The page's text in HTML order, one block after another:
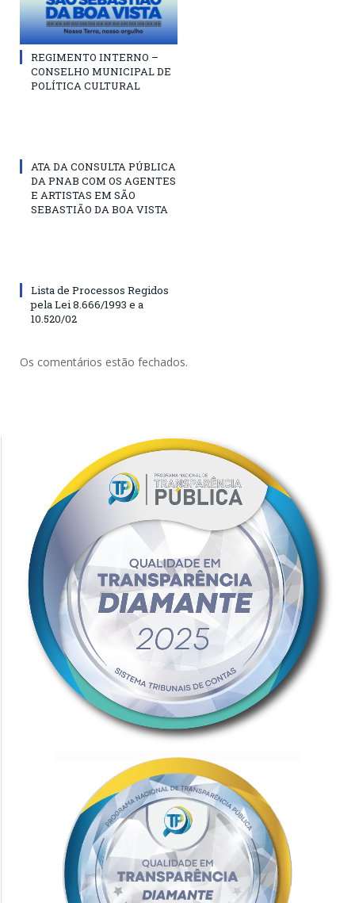
REGIMENTO INTERNO –
CONSELHO MUNICIPAL DE
POLÍTICA CULTURAL
ATA DA CONSULTA PÚBLICA
DA PNAB COM OS AGENTES
E ARTISTAS EM SÃO
SEBASTIÃO DA BOA VISTA
Lista de Processos Regidos
pela Lei 8.666/1993 e a
10.520/02
Os comentários estão fechados.